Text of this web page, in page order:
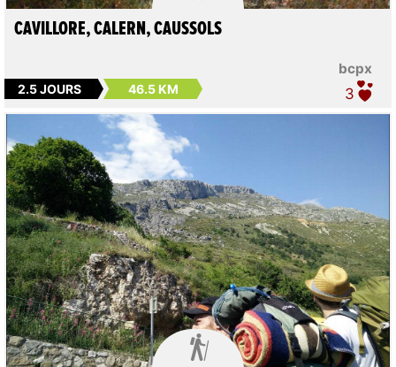
bcpx
CAVILLORE, CALERN, CAUSSOLS
2.5 JOURS 46.5 KM 3
